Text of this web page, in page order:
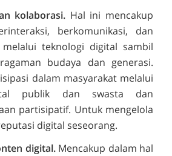
kolaborasi. Hal ini mencakup
berkomunikasi, dan
melalui teknologi digital sambil
budaya dan generasi.
dalam masyarakat melalui
publik dan swasta dan
partisipatif. Untuk mengelola
digital seseorang.
digital.Mencakup dalam hal